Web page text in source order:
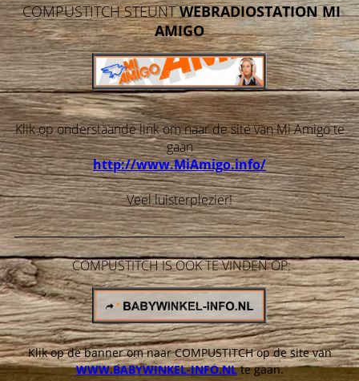
COMPUSTITCH STEUNTWEBRADIOSTATION MI
AMIGO
Klik op onderstaande link om naar de site van Mi Amigo te
gaan
http://www.MiAmigo.info/
Veel luisterplezier!
COMPUSTITCH IS OOK TE VINDEN OP:
Klik op de banner om naar COMPUSTITCH op de site van
WWW.BABYWINKEL-INFO.NLte gaan.